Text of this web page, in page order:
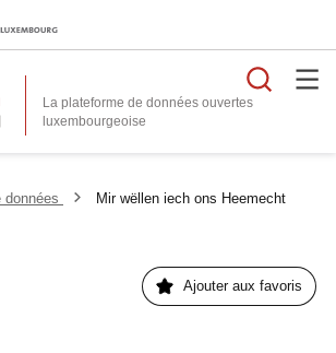
La plateforme de données ouvertes
données
Mir wëllen iech ons Heemecht
Ajouter aux favoris